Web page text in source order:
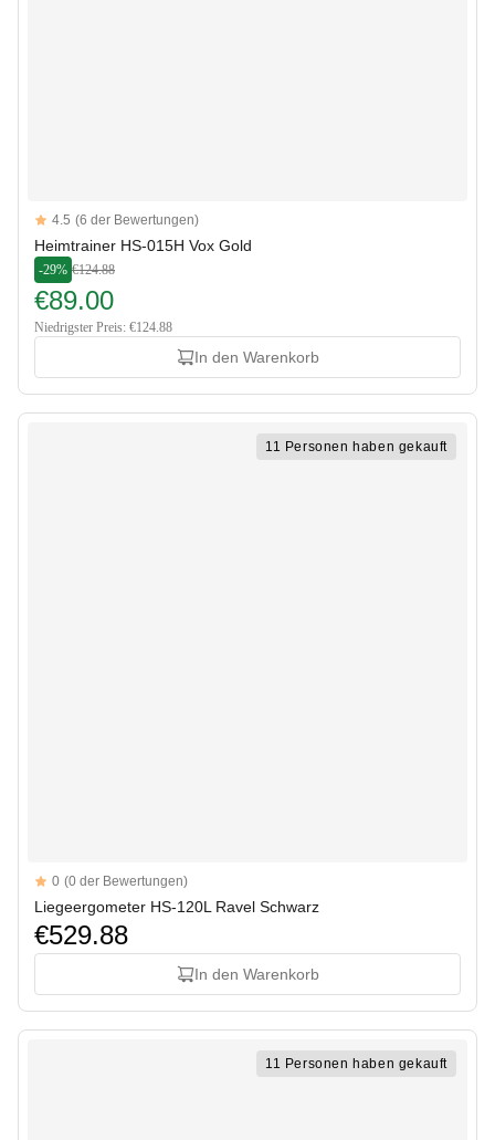
Reviews
4.5 out of 5 stars
4.5 (6 der Bewertungen)
Heimtrainer HS-015H Vox Gold
-29% €124.88
€89.00
Niedrigster Preis: €124.88
In den Warenkorb
11 Personen haben gekauft
Reviews
0 (0 der Bewertungen)
Liegeergometer HS-120L Ravel Schwarz
€529.88
In den Warenkorb
11 Personen haben gekauft